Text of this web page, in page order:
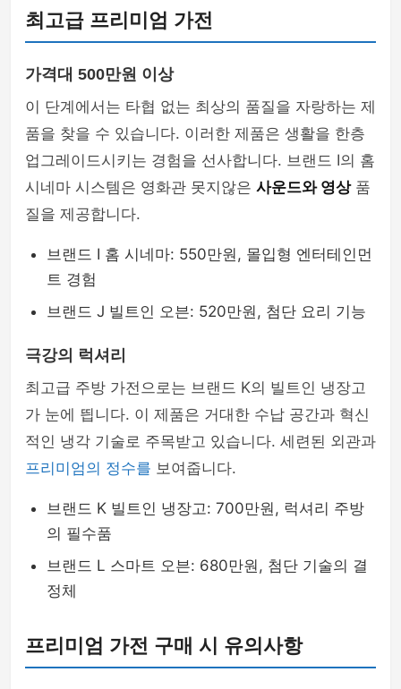
최고급 프리미엄 가전
가격대 500만원 이상
이 단계에서는 타협 없는 최상의 품질을 자랑하는 제
품을 찾을 수 있습니다. 이러한 제품은 생활을 한층
업그레이드시키는 경험을 선사합니다. 브랜드 I의 홈
시네마 시스템은 영화관 못지않은 사운드와 영상품
질을 제공합니다.
브랜드 I 홈 시네마: 550만원, 몰입형 엔터테인먼
트 경험
브랜드 J 빌트인 오븐: 520만원, 첨단 요리 기능
극강의 럭셔리
최고급 주방 가전으로는 브랜드 K의 빌트인 냉장고
가 눈에 띕니다. 이 제품은 거대한 수납 공간과 혁신
적인 냉각 기술로 주목받고 있습니다. 세련된 외관과
프리미엄의 정수를 보여줍니다.
브랜드 K 빌트인 냉장고: 700만원, 럭셔리 주방
의 필수품
브랜드 L 스마트 오븐: 680만원, 첨단 기술의 결
정체
프리미엄 가전 구매 시 유의사항